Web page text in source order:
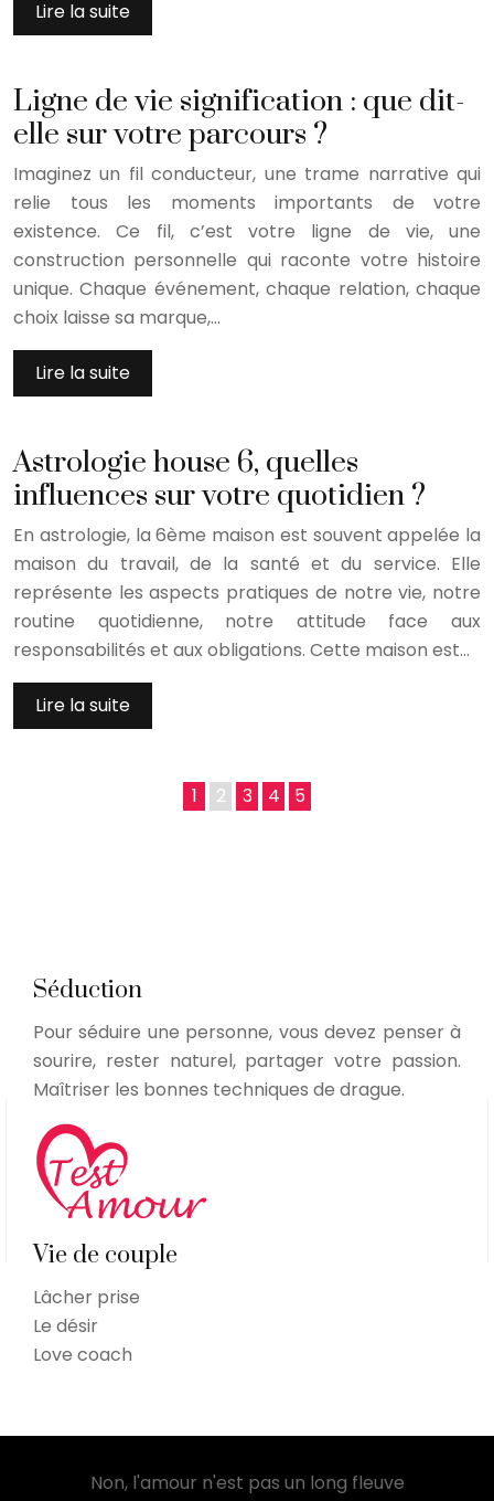
Lire la suite
Ligne de vie signification : que dit-
elle sur votre parcours ?
Imaginez un fil conducteur, une trame narrative qui
relie tous les moments importants de votre
existence. Ce fil, c’est votre ligne de vie, une
construction personnelle qui raconte votre histoire
unique. Chaque événement, chaque relation, chaque
choix laisse sa marque,…
Lire la suite
Astrologie house 6, quelles
influences sur votre quotidien ?
En astrologie, la 6ème maison est souvent appelée la
maison du travail, de la santé et du service. Elle
représente les aspects pratiques de notre vie, notre
routine quotidienne, notre attitude face aux
responsabilités et aux obligations. Cette maison est…
Lire la suite
1 2 3 4 5
Séduction
Pour séduire une personne, vous devez penser à
sourire, rester naturel, partager votre passion.
Maîtriser les bonnes techniques de drague.
Vie de couple
Lâcher prise
Le désir
Love coach
Non, l'amour n'est pas un long fleuve